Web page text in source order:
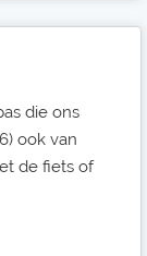
die ons
ook van
de fiets of